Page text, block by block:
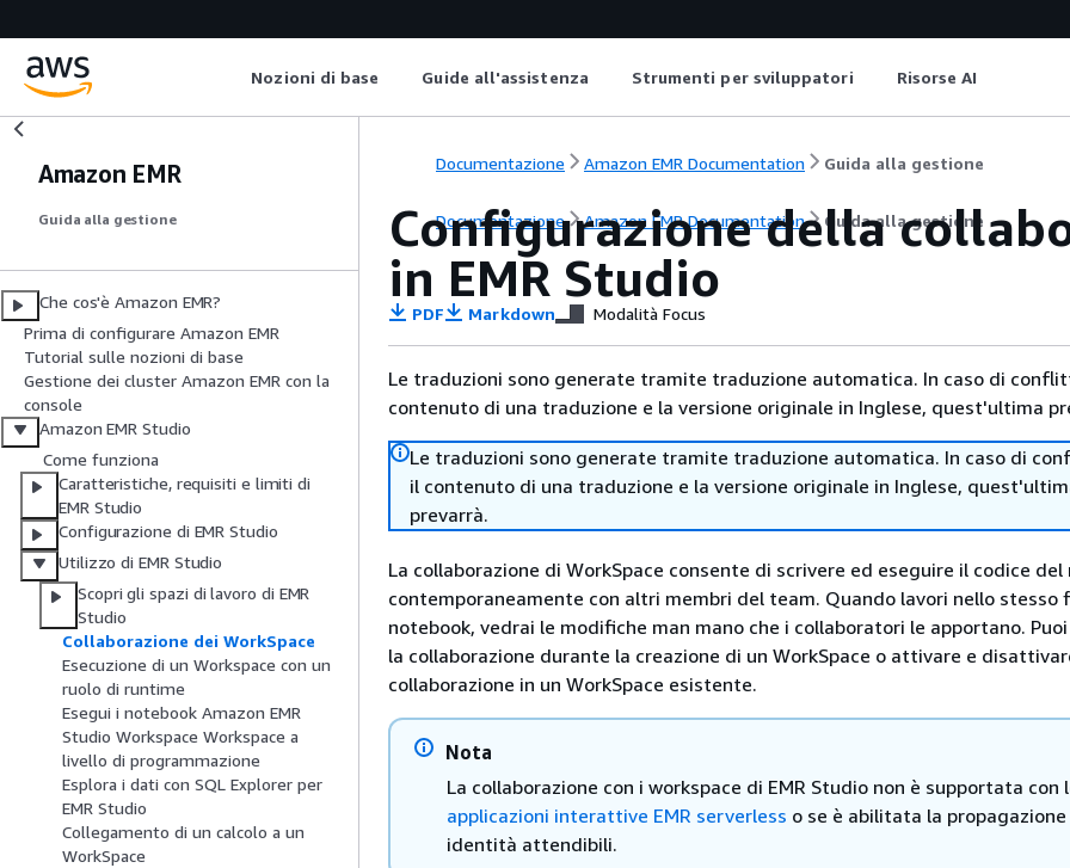
Nozioni di base Guide all'assistenza Strumenti per sviluppatori Risorse AI
Amazon EMR
Guida alla gestione
Che cos'è Amazon EMR?
Prima di configurare Amazon EMR
Tutorial sulle nozioni di base
Gestione dei cluster Amazon EMR con la
console
Amazon EMR Studio
Come funziona
Caratteristiche, requisiti e limiti di
EMR Studio
Configurazione di EMR Studio
Utilizzo di EMR Studio
Scopri gli spazi di lavoro di EMR
Studio
Collaborazione dei WorkSpace
Esecuzione di un Workspace con un
ruolo di runtime
Esegui i notebook Amazon EMR
Studio Workspace Workspace a
livello di programmazione
Esplora i dati con SQL Explorer per
EMR Studio
Collegamento di un calcolo a un
WorkSpace
Documentazione Amazon EMR Documentation Guida alla gestione
Documentazione Amazon EMR Documentation Guida alla gestione
Configurazione della
in EMR Studio
PDF Markdown Modalità Focus
Le traduzioni sono generate tramite traduzione automatica. In caso di
contenuto di una traduzione e la versione originale in Inglese, quest'ultima
Le traduzioni sono generate tramite traduzione automatica. In caso di
il contenuto di una traduzione e la versione originale in Inglese,
prevarrà.
La collaborazione di WorkSpace consente di scrivere ed eseguire il codice del
contemporaneamente con altri membri del team. Quando lavori nello stesso
notebook, vedrai le modifiche man mano che i collaboratori le apportano.
la collaborazione durante la creazione di un WorkSpace o attivare e
collaborazione in un WorkSpace esistente.
Nota
La collaborazione con i workspace di EMR Studio non è supportata con
applicazioni interattive EMR serverless o se è abilitata la
identità attendibili.